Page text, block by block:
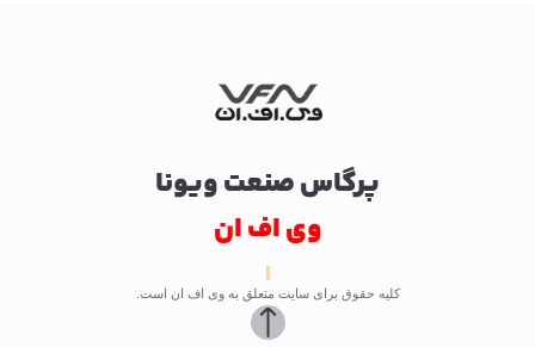
پرگاس صنعت ویونا
وی اف ان
کلیه حقوق برای سایت متعلق به وی اف ان است.